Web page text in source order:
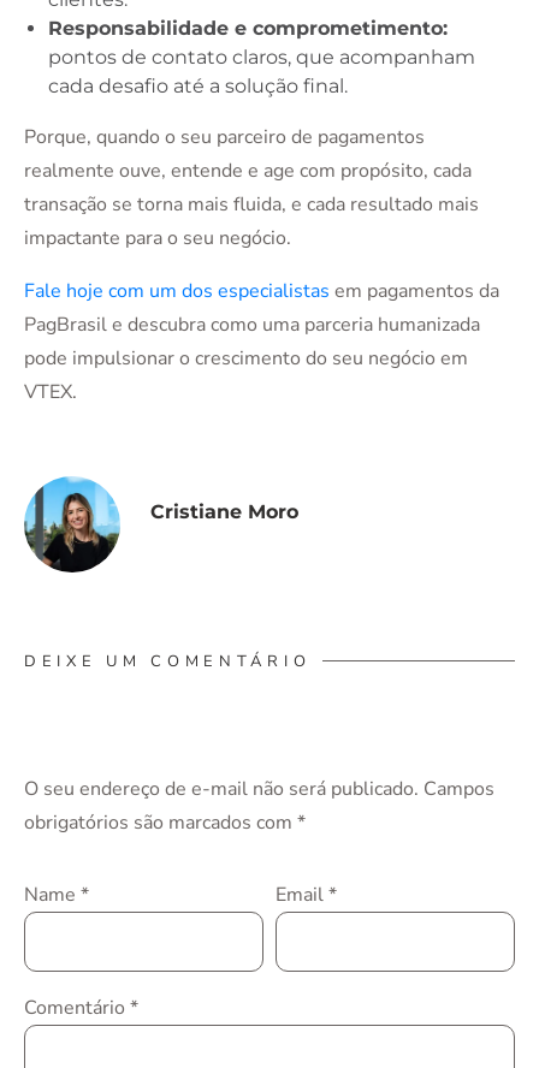
Responsabilidade e comprometimento:
pontos de contato claros, que acompanham
cada desafio até a solução final.
Porque, quando o seu parceiro de pagamentos
realmente ouve, entende e age com propósito, cada
transação se torna mais fluida, e cada resultado mais
impactante para o seu negócio.
Fale hoje com um dos especialistas em pagamentos da
PagBrasil e descubra como uma parceria humanizada
pode impulsionar o crescimento do seu negócio em
VTEX.
Cristiane Moro
DEIXE UM COMENTÁRIO
O seu endereço de e-mail não será publicado. Campos
obrigatórios são marcados com *
Name * Email*
Comentário *